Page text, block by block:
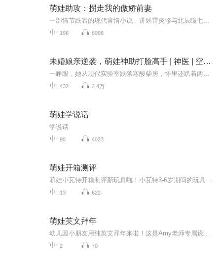
萌娃助攻：拐走我的傲娇前妻
196 6996
未婚娘亲逆袭，萌娃神助打脸高手 | 神医 | 空间 | 免费
432 2.4万
萌娃学说话
学说话
90 4023
萌娃开箱测评
13 622
萌娃英文拜年
2 70